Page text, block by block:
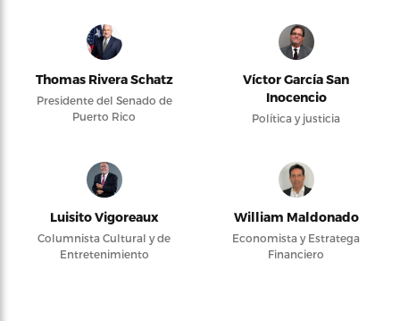
Thomas Rivera Schatz
Presidente del Senado de
Puerto Rico
Víctor García San
Inocencio
Política y justicia
Luisito Vigoreaux
Columnista Cultural y de
Entretenimiento
William Maldonado
Economista y Estratega
Financiero